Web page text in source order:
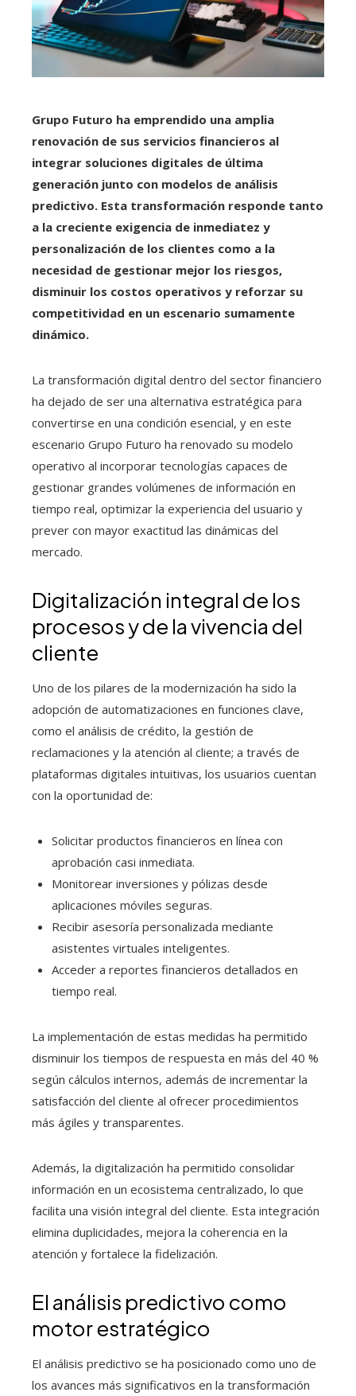
Grupo Futuro ha emprendido una amplia
renovación de sus servicios financieros al
integrar soluciones digitales de última
generación junto con modelos de análisis
predictivo. Esta transformación responde tanto
a la creciente exigencia de inmediatez y
personalización de los clientes como a la
necesidad de gestionar mejor los riesgos,
disminuir los costos operativos y reforzar su
competitividad en un escenario sumamente
dinámico.
La transformación digital dentro del sector financiero
ha dejado de ser una alternativa estratégica para
convertirse en una condición esencial, y en este
escenario Grupo Futuro ha renovado su modelo
operativo al incorporar tecnologías capaces de
gestionar grandes volúmenes de información en
tiempo real, optimizar la experiencia del usuario y
prever con mayor exactitud las dinámicas del
mercado.
Digitalización integral de los
procesos y de la vivencia del
cliente
Uno de los pilares de la modernización ha sido la
adopción de automatizaciones en funciones clave,
como el análisis de crédito, la gestión de
reclamaciones y la atención al cliente; a través de
plataformas digitales intuitivas, los usuarios cuentan
con la oportunidad de:
Solicitar productos financieros en línea con
aprobación casi inmediata.
Monitorear inversiones y pólizas desde
aplicaciones móviles seguras.
Recibir asesoría personalizada mediante
asistentes virtuales inteligentes.
Acceder a reportes financieros detallados en
tiempo real.
La implementación de estas medidas ha permitido
disminuir los tiempos de respuesta en más del 40 %
según cálculos internos, además de incrementar la
satisfacción del cliente al ofrecer procedimientos
más ágiles y transparentes.
Además, la digitalización ha permitido consolidar
información en un ecosistema centralizado, lo que
facilita una visión integral del cliente. Esta integración
elimina duplicidades, mejora la coherencia en la
atención y fortalece la fidelización.
El análisis predictivo como
motor estratégico
El análisis predictivo se ha posicionado como uno de
los avances más significativos en la transformación